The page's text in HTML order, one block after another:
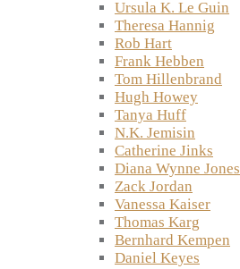
Ursula K. Le Guin
Theresa Hannig
Rob Hart
Frank Hebben
Tom Hillenbrand
Hugh Howey
Tanya Huff
N.K. Jemisin
Catherine Jinks
Diana Wynne Jones
Zack Jordan
Vanessa Kaiser
Thomas Karg
Bernhard Kempen
Daniel Keyes